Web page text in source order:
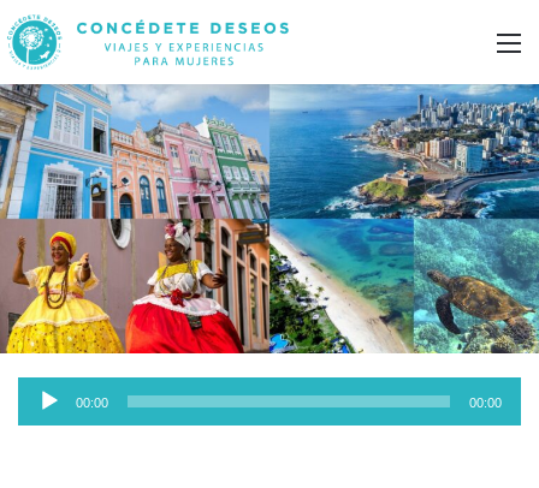
Reproductor
de
00:00 00:00